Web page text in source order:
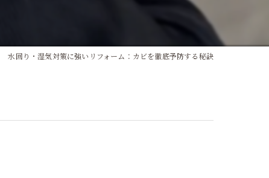
水回り・湿気対策に強いリフォーム：カビを徹底予防する秘訣